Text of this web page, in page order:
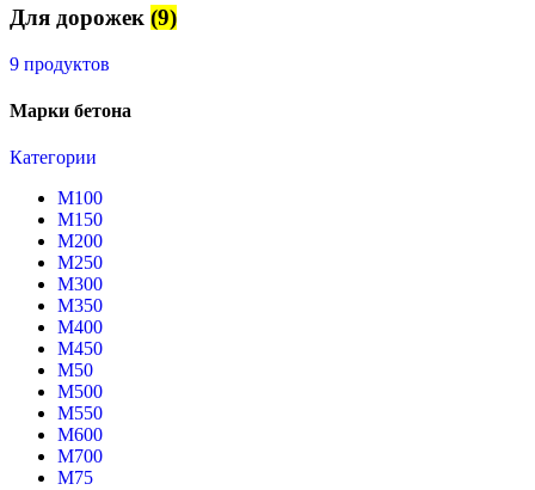
Для дорожек (9)
9 продуктов
Марки бетона
Категории
М100
М150
М200
М250
М300
М350
М400
М450
М50
М500
М550
М600
М700
М75